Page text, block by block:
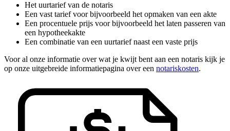
Het uurtarief van de notaris
Een vast tarief voor bijvoorbeeld het opmaken van een akte
Een procentuele prijs voor bijvoorbeeld het laten passeren van
een hypotheekakte
Een combinatie van een uurtarief naast een vaste prijs
Voor al onze informatie over wat je kwijt bent aan een notaris kijk je
op onze uitgebreide informatiepagina over een notariskosten.